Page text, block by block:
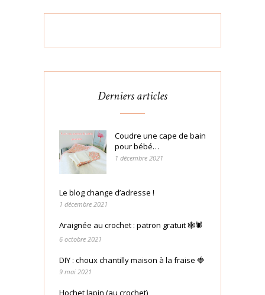
Derniers articles
Coudre une cape de bain
pour bébé…
1 décembre 2021
Le blog change d’adresse !
1 décembre 2021
Araignée au crochet : patron gratuit 🕸🕷
6 octobre 2021
DIY : choux chantilly maison à la fraise 🍓
9 mai 2021
Hochet lapin (au crochet)